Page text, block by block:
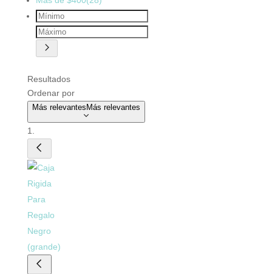
Resultados
Ordenar por
Más relevantes Más relevantes